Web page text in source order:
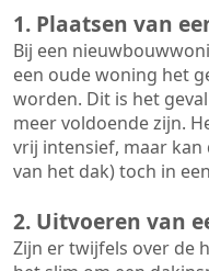
1. Plaatsen van
Bij een
een oude woning het
worden. Dit is het
meer voldoende zijn.
vrij intensief, maar
van het dak) toch in
2. Uitvoeren van
Zijn er twijfels over de